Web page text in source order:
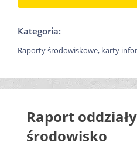
Kategoria:
Raporty środowiskowe, karty
Raport
środowisko